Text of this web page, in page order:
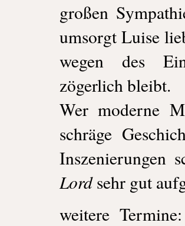
großen
umsorgt Luise
wegen des
zögerlich bleibt.
Wer moderne
schräge
Inszenierungen
Lordsehr gut
weitere